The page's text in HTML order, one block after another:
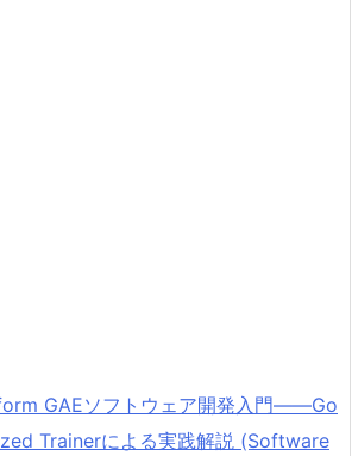
GAEソフトウェア開発入門――Go
Trainerによる実践解説 (Software